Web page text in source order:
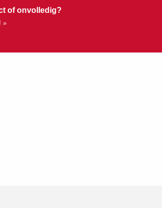
of onvolledig?
»